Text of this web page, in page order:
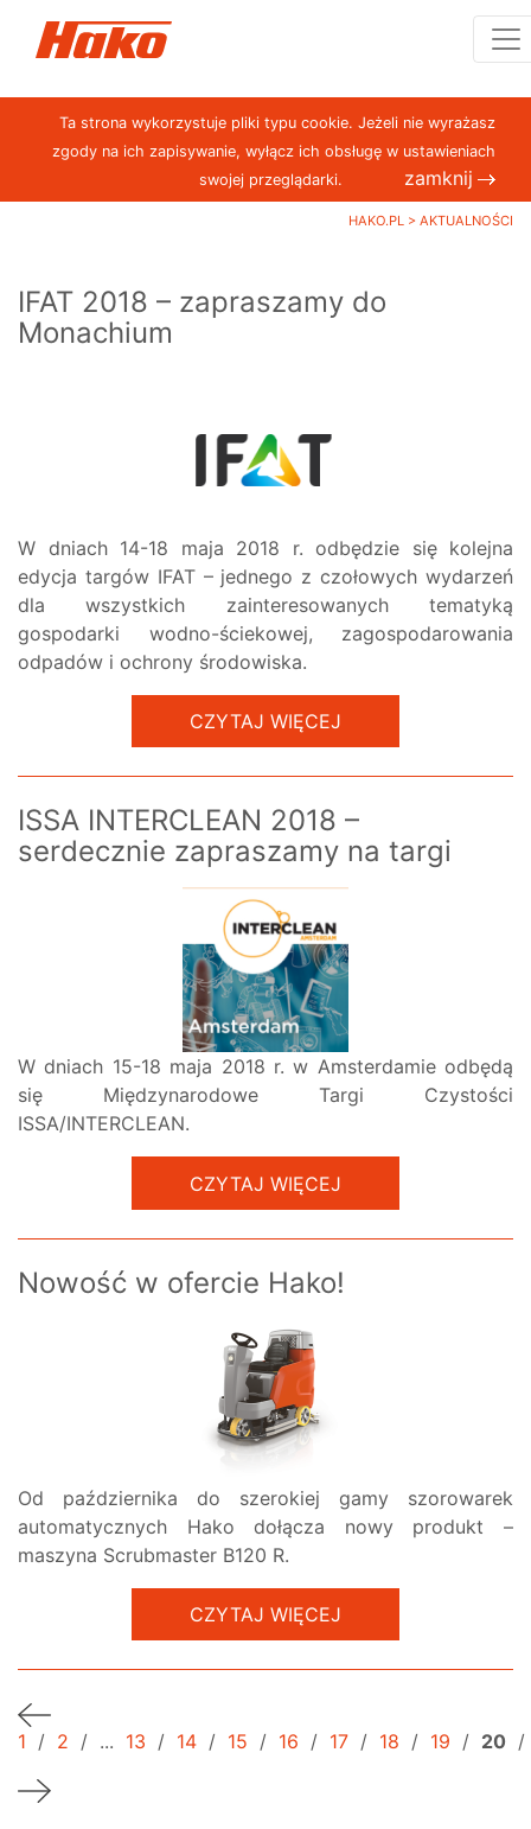
Ta strona wykorzystuje pliki typu cookie. Jeżeli nie wyrażasz
zgody na ich zapisywanie, wyłącz ich obsługę w ustawieniach
swojej przeglądarki.
zamknij
HAKO.PL > AKTUALNOŚCI
IFAT 2018 – zapraszamy do
Monachium
W dniach 14-18 maja 2018 r. odbędzie się kolejna
edycja targów IFAT – jednego z czołowych wydarzeń
dla wszystkich zainteresowanych tematyką
gospodarki wodno-ściekowej, zagospodarowania
odpadów i ochrony środowiska.
CZYTAJ WIĘCEJ
ISSA INTERCLEAN 2018 –
serdecznie zapraszamy na targi
W dniach 15-18 maja 2018 r. w Amsterdamie odbędą
się Międzynarodowe Targi Czystości
ISSA/INTERCLEAN.
CZYTAJ WIĘCEJ
Nowość w ofercie Hako!
Od października do szerokiej gamy szorowarek
automatycznych Hako dołącza nowy produkt –
maszyna Scrubmaster B120 R.
CZYTAJ WIĘCEJ
1 / 2 / ... 13 / 14 / 15 / 16 / 17 / 18 / 19 / 20 /